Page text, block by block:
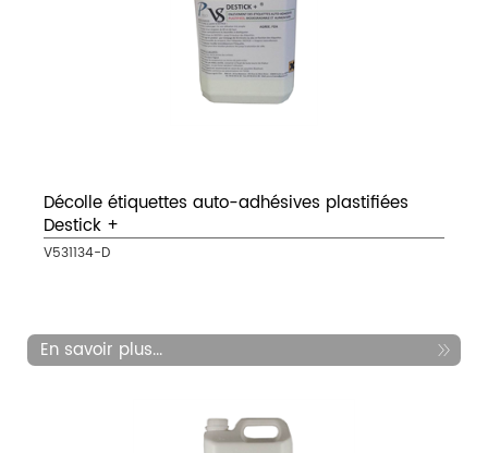
Décolle étiquettes auto-adhésives plastifiées
Destick +
V531134-D
En savoir plus...